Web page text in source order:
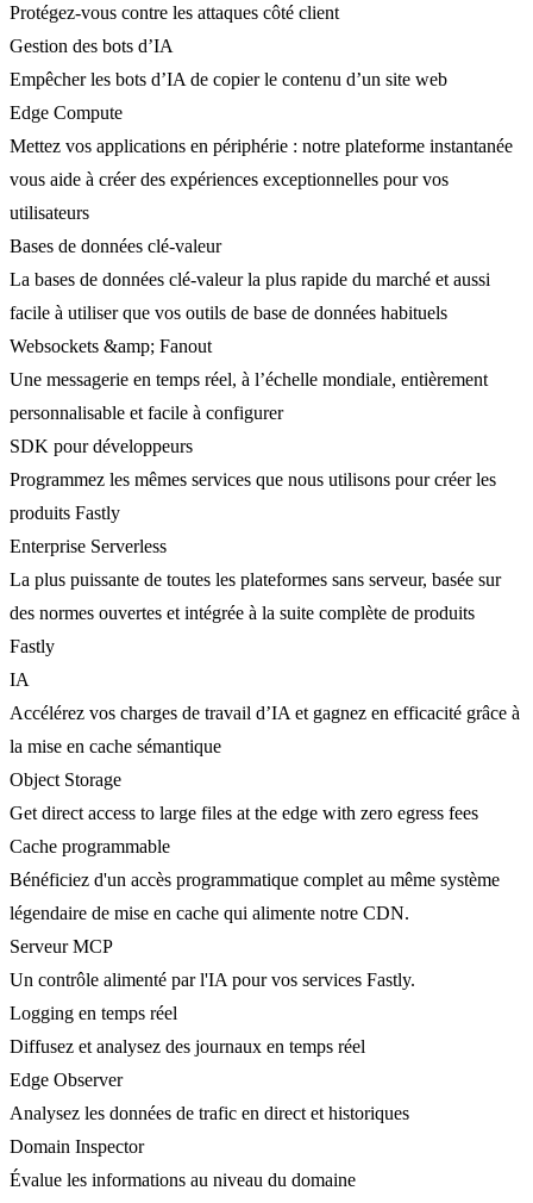
Protégez-vous contre les attaques côté client
Gestion des bots d’IA
Empêcher les bots d’IA de copier le contenu d’un site web
Edge Compute
Mettez vos applications en périphérie : notre plateforme instantanée
vous aide à créer des expériences exceptionnelles pour vos
utilisateurs
Bases de données clé-valeur
La bases de données clé-valeur la plus rapide du marché et aussi
facile à utiliser que vos outils de base de données habituels
Websockets &amp; Fanout
Une messagerie en temps réel, à l’échelle mondiale, entièrement
personnalisable et facile à configurer
SDK pour développeurs
Programmez les mêmes services que nous utilisons pour créer les
produits Fastly
Enterprise Serverless
La plus puissante de toutes les plateformes sans serveur, basée sur
des normes ouvertes et intégrée à la suite complète de produits
Fastly
IA
Accélérez vos charges de travail d’IA et gagnez en efficacité grâce à
la mise en cache sémantique
Object Storage
Get direct access to large files at the edge with zero egress fees
Cache programmable
Bénéficiez d'un accès programmatique complet au même système
légendaire de mise en cache qui alimente notre CDN.
Serveur MCP
Un contrôle alimenté par l'IA pour vos services Fastly.
Logging en temps réel
Diffusez et analysez des journaux en temps réel
Edge Observer
Analysez les données de trafic en direct et historiques
Domain Inspector
Évalue les informations au niveau du domaine